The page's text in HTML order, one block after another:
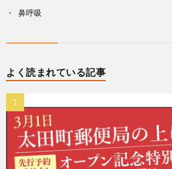
鼻呼吸
よく読まれている記事